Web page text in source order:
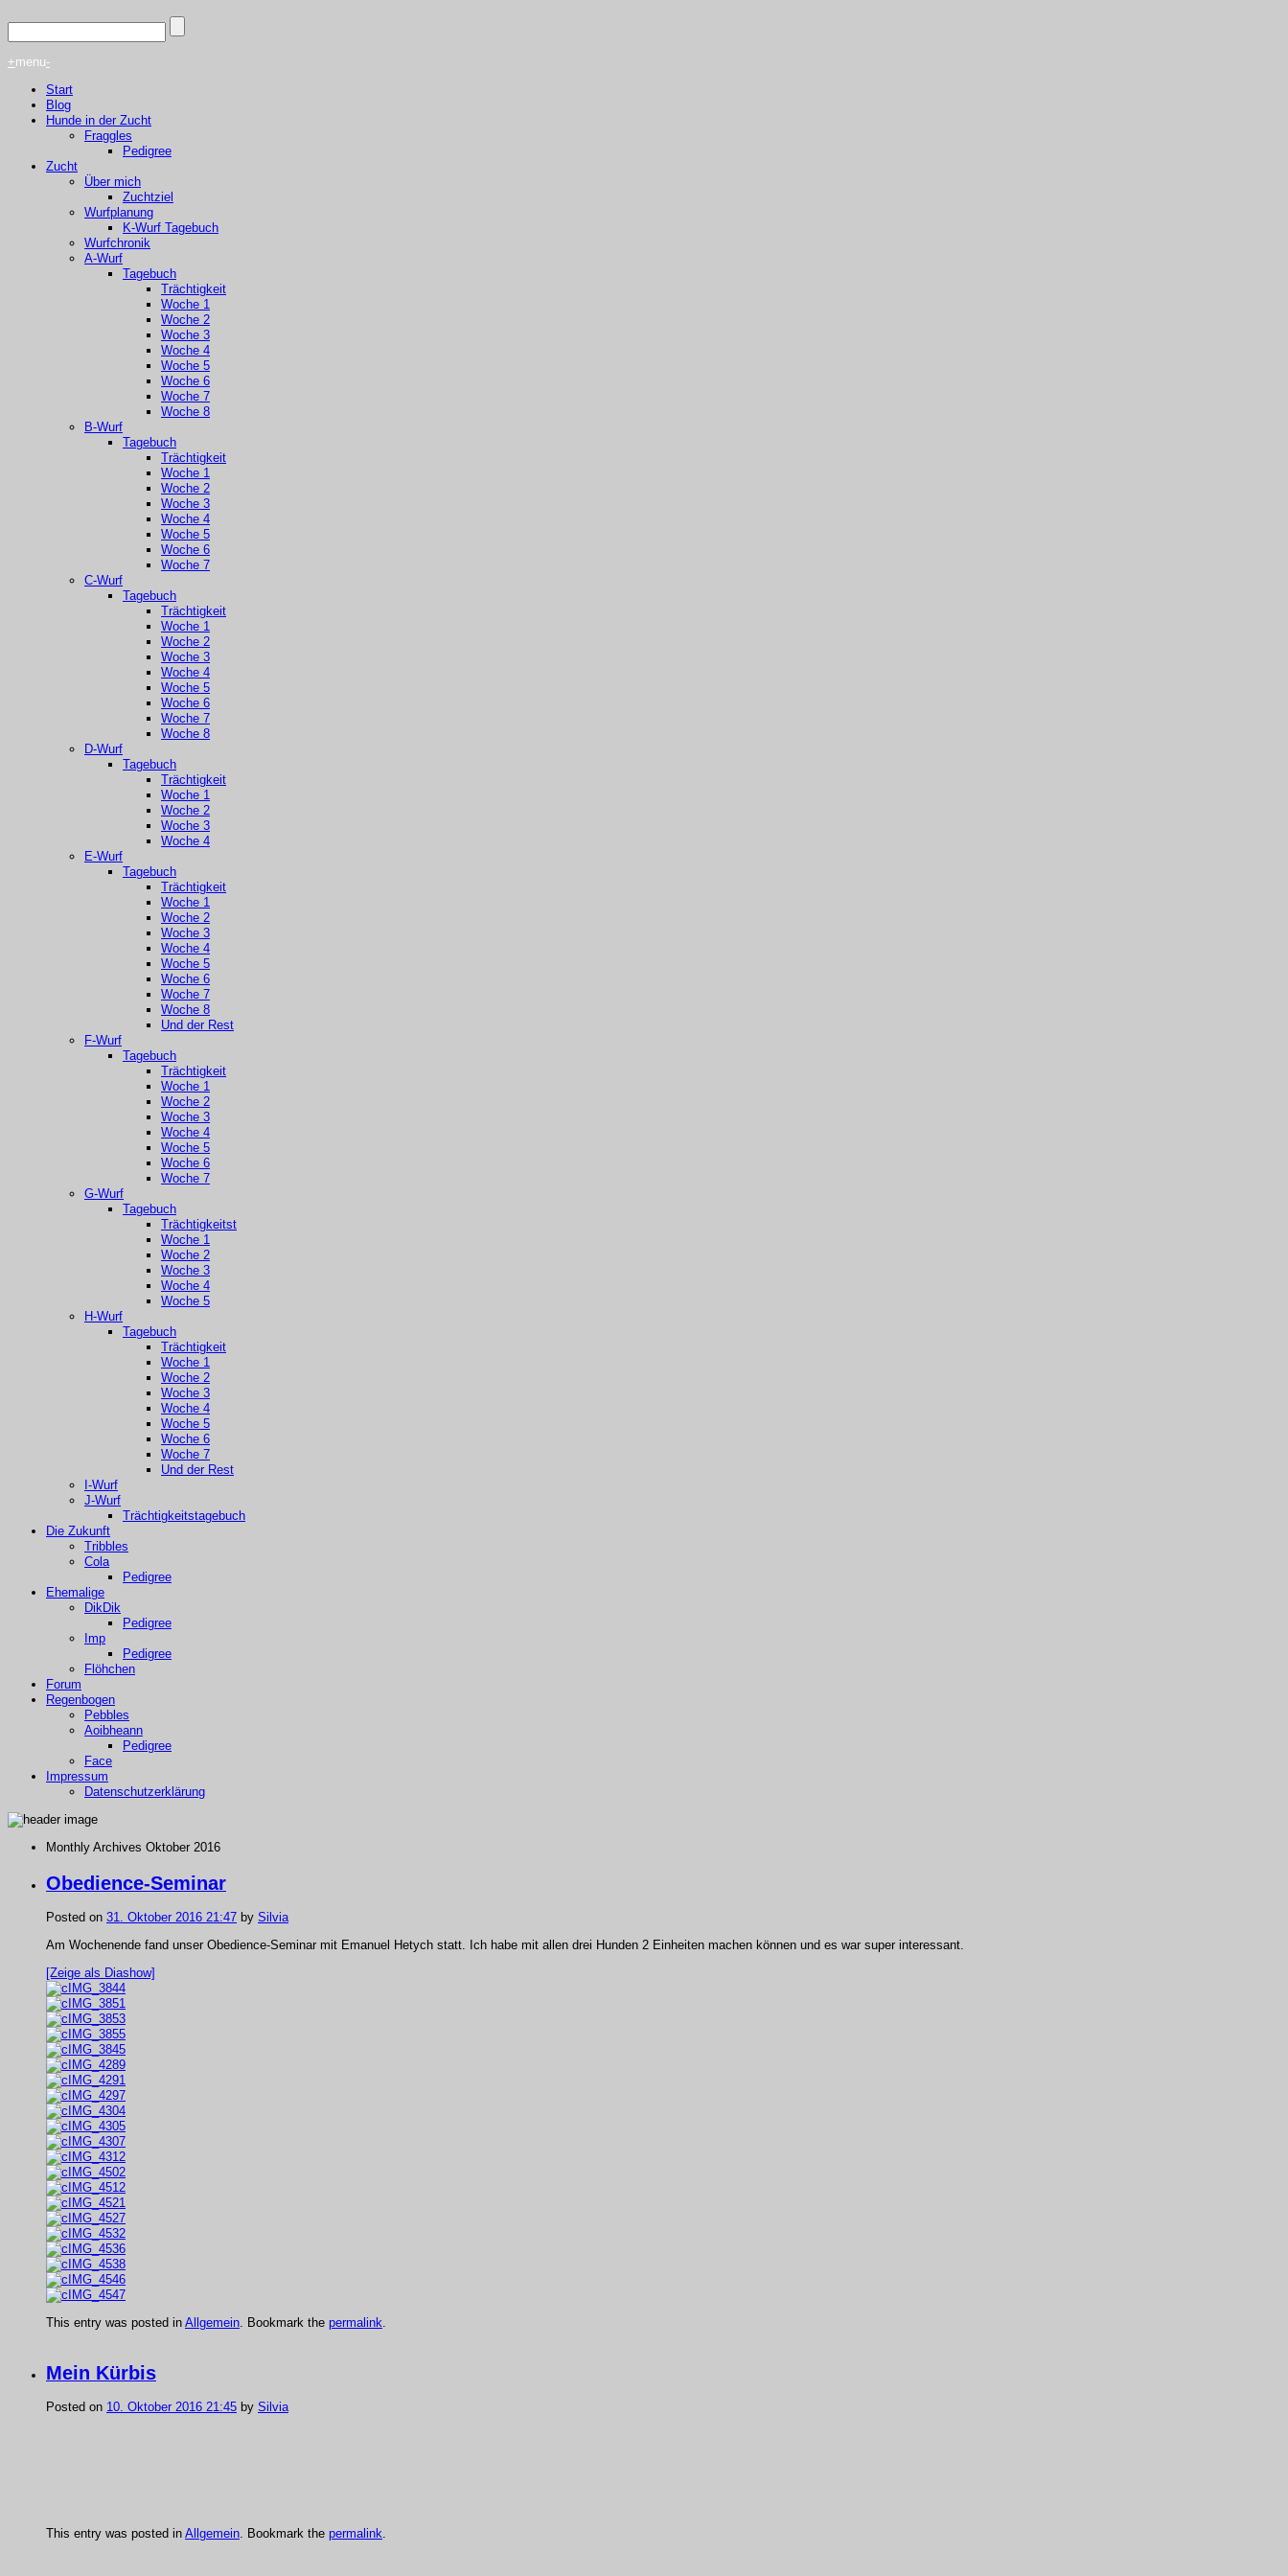
+menu-
Start
Blog
Hunde in der Zucht
Fraggles
Pedigree
Zucht
Über mich
Zuchtziel
Wurfplanung
K-Wurf Tagebuch
Wurfchronik
A-Wurf
Tagebuch
Trächtigkeit
Woche 1
Woche 2
Woche 3
Woche 4
Woche 5
Woche 6
Woche 7
Woche 8
B-Wurf
Tagebuch
Trächtigkeit
Woche 1
Woche 2
Woche 3
Woche 4
Woche 5
Woche 6
Woche 7
C-Wurf
Tagebuch
Trächtigkeit
Woche 1
Woche 2
Woche 3
Woche 4
Woche 5
Woche 6
Woche 7
Woche 8
D-Wurf
Tagebuch
Trächtigkeit
Woche 1
Woche 2
Woche 3
Woche 4
E-Wurf
Tagebuch
Trächtigkeit
Woche 1
Woche 2
Woche 3
Woche 4
Woche 5
Woche 6
Woche 7
Woche 8
Und der Rest
F-Wurf
Tagebuch
Trächtigkeit
Woche 1
Woche 2
Woche 3
Woche 4
Woche 5
Woche 6
Woche 7
G-Wurf
Tagebuch
Trächtigkeitst
Woche 1
Woche 2
Woche 3
Woche 4
Woche 5
H-Wurf
Tagebuch
Trächtigkeit
Woche 1
Woche 2
Woche 3
Woche 4
Woche 5
Woche 6
Woche 7
Und der Rest
I-Wurf
J-Wurf
Trächtigkeitstagebuch
Die Zukunft
Tribbles
Cola
Pedigree
Ehemalige
DikDik
Pedigree
Imp
Pedigree
Flöhchen
Forum
Regenbogen
Pebbles
Aoibheann
Pedigree
Face
Impressum
Datenschutzerklärung
Monthly Archives Oktober 2016
Obedience-Seminar
Posted on 31. Oktober 2016 21:47 by Silvia
Am Wochenende fand unser Obedience-Seminar mit Emanuel Hetych statt. Ich habe mit allen drei Hunden 2 Einheiten machen können und es war super interessant.
[Zeige als Diashow]
This entry was posted in Allgemein . Bookmark the permalink
Mein Kürbis
Posted on 10. Oktober 2016 21:45 by Silvia
This entry was posted in Allgemein. Bookmark the permalink.